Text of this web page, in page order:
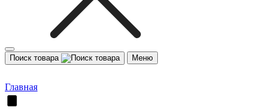
Поиск товара Меню
Главная